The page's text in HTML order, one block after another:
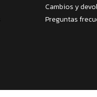
Cambios y
Preguntas